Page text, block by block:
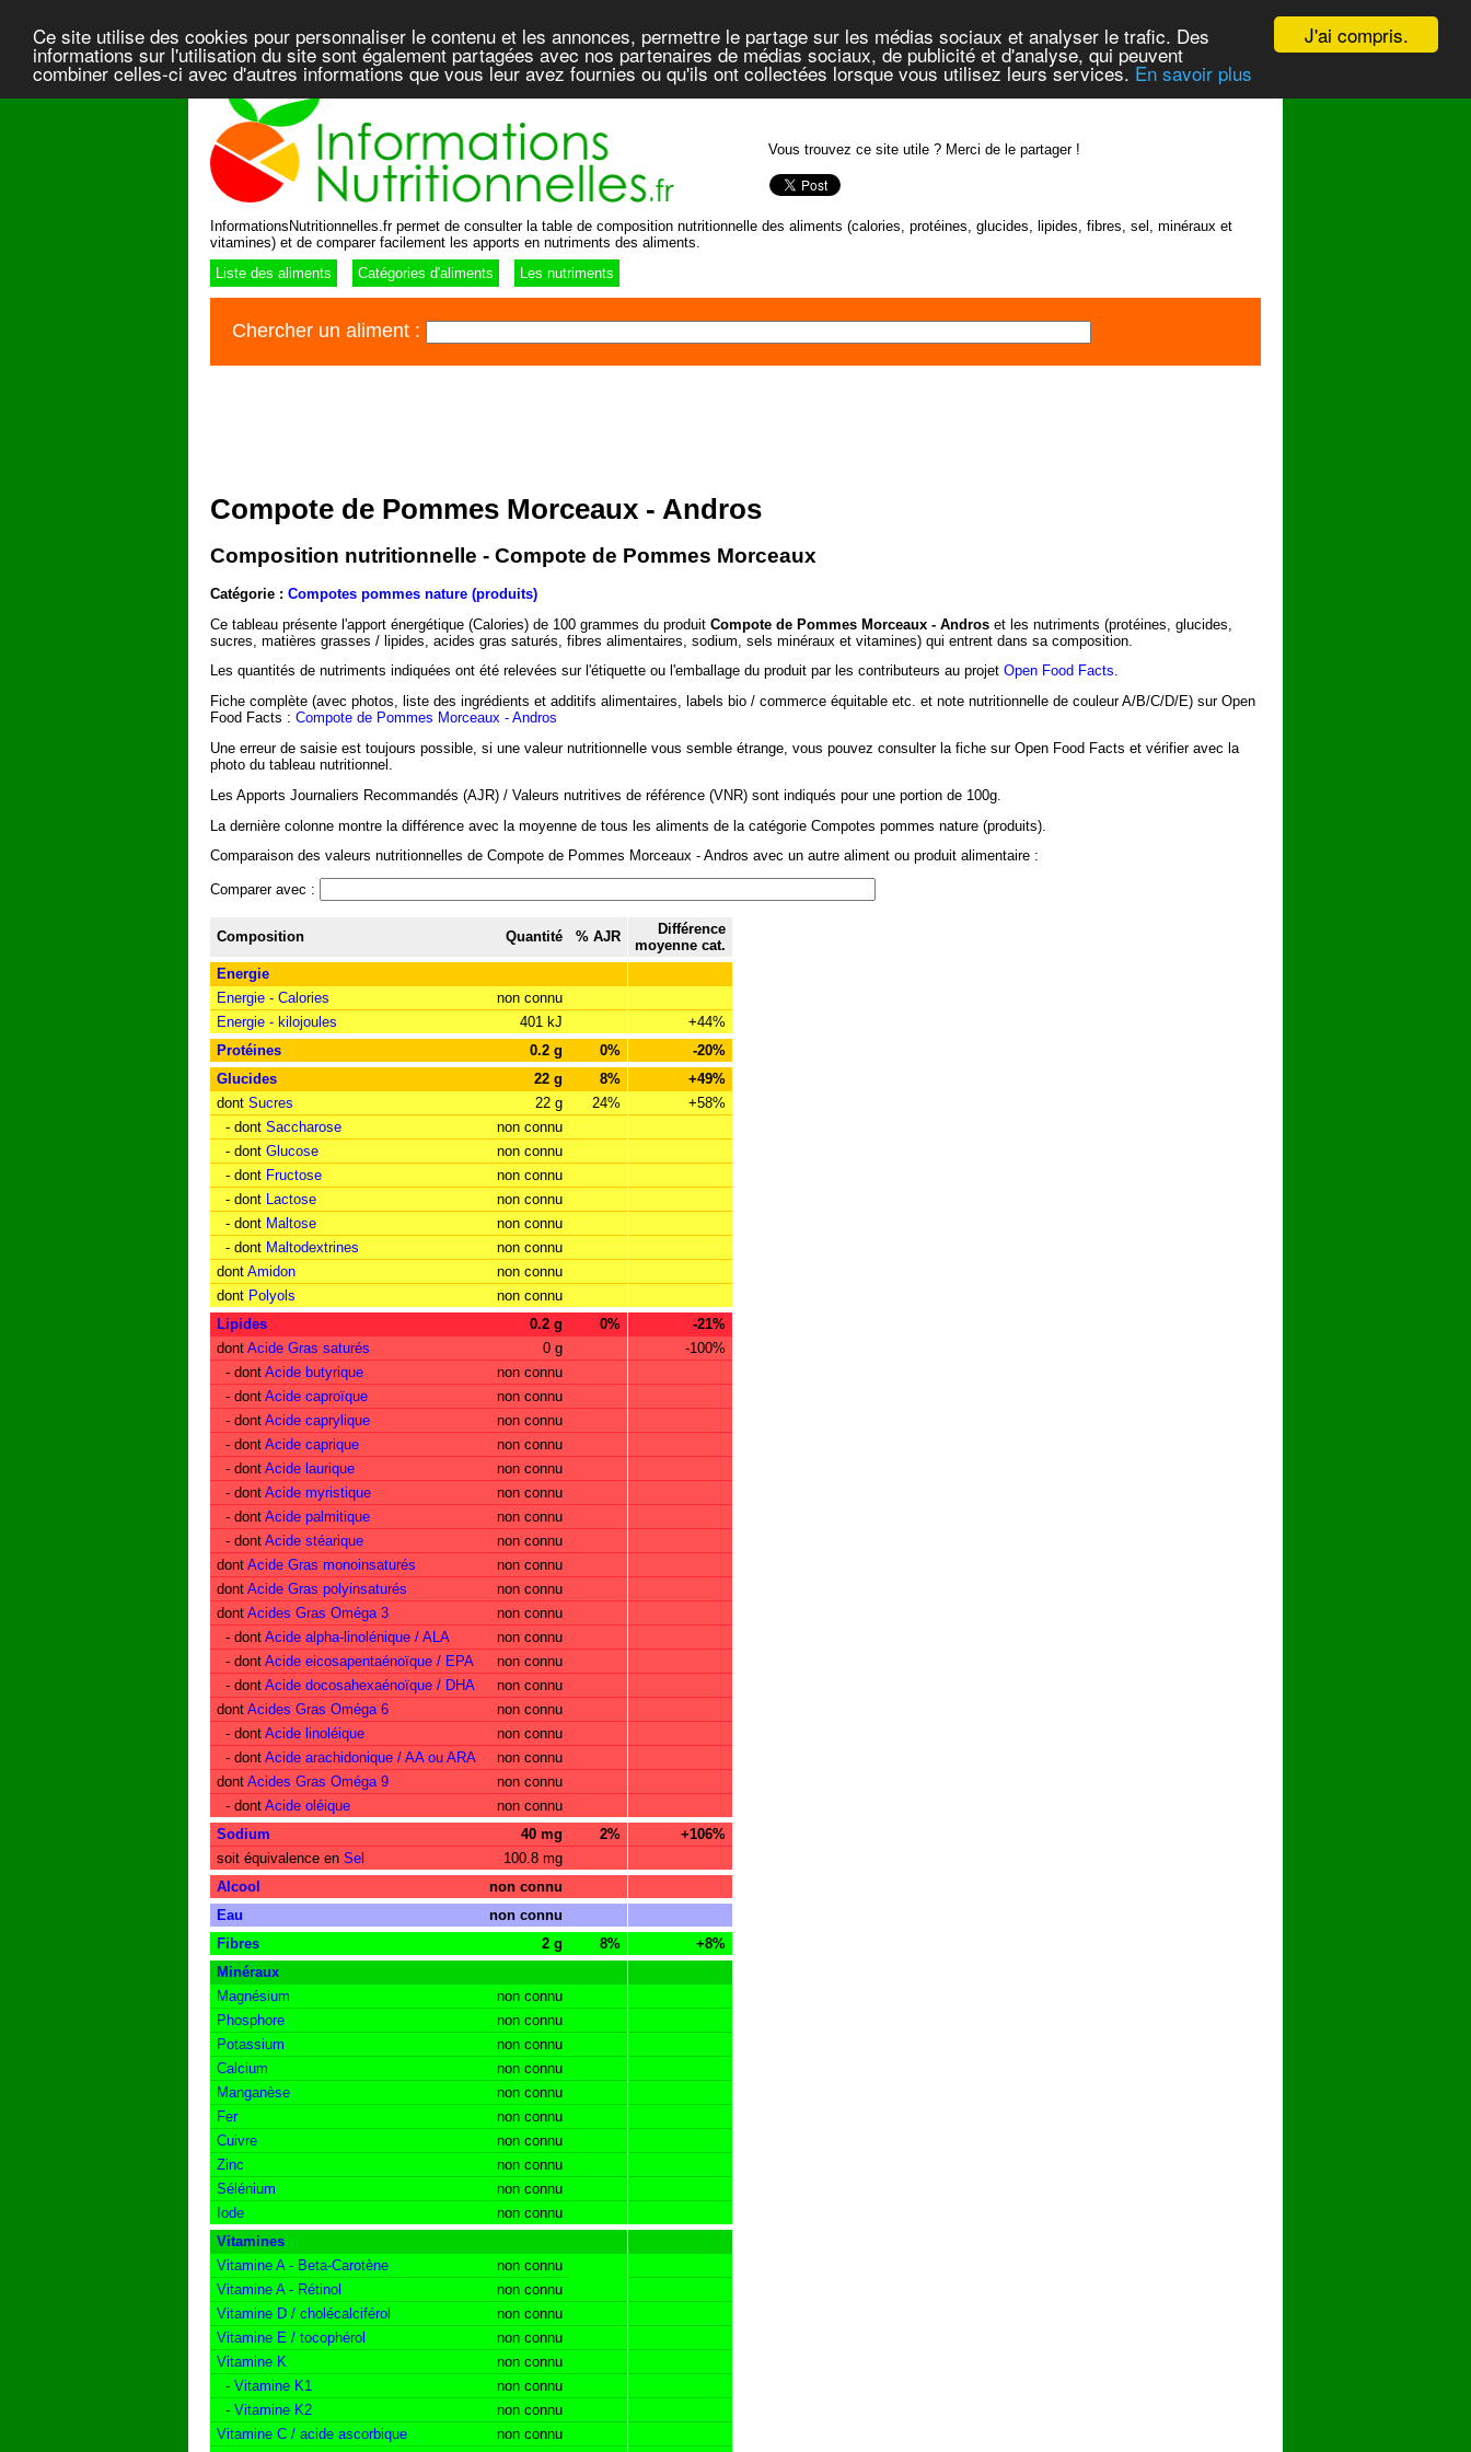
J'ai compris.
Ce site utilise des cookies pour personnaliser le contenu et les annonces, permettre le partage sur les médias sociaux et analyser le trafic. Des
informations sur l'utilisation du site sont également partagées avec nos partenaires de médias sociaux, de publicité et d'analyse, qui peuvent
combiner celles-ci avec d'autres informations que vous leur avez fournies ou qu'ils ont collectées lorsque vous utilisez leurs services. En savoir plus
Vous trouvez ce site utile ? Merci de le partager !
InformationsNutritionnelles.fr permet de consulter la table de composition nutritionnelle des aliments (calories, protéines, glucides, lipides, fibres, sel, minéraux et
vitamines) et de comparer facilement les apports en nutriments des aliments.
Liste des aliments
Catégories d'aliments Les nutriments
Chercher un aliment :
Compote de Pommes Morceaux - Andros
Composition nutritionnelle - Compote de Pommes Morceaux
Catégorie : Compotes pommes nature (produits)
Ce tableau présente l'apport énergétique (Calories) de 100 grammes du produit Compote de Pommes Morceaux - Andros et les nutriments (protéines, glucides,
sucres, matières grasses / lipides, acides gras saturés, fibres alimentaires, sodium, sels minéraux et vitamines) qui entrent dans sa composition.
Les quantités de nutriments indiquées ont été relevées sur l'étiquette ou l'emballage du produit par les contributeurs au projet Open Food Facts.
Fiche complète (avec photos, liste des ingrédients et additifs alimentaires, labels bio / commerce équitable etc. et note nutritionnelle de couleur A/B/C/D/E) sur Open
Food Facts : Compote de Pommes Morceaux - Andros
Une erreur de saisie est toujours possible, si une valeur nutritionnelle vous semble étrange, vous pouvez consulter la fiche sur Open Food Facts et vérifier avec la
photo du tableau nutritionnel.
Les Apports Journaliers Recommandés (AJR) / Valeurs nutritives de référence (VNR) sont indiqués pour une portion de 100g.
La dernière colonne montre la différence avec la moyenne de tous les aliments de la catégorie Compotes pommes nature (produits).
Comparaison des valeurs nutritionnelles de Compote de Pommes Morceaux - Andros avec un autre aliment ou produit alimentaire :
Comparer avec :
Composition Quantité % AJR
Différence
moyenne cat.
Energie
Energie - Calories
non connu
Energie - kilojoules
401 kJ
+44%
Protéines
0.2 g 0%
-20%
Glucides
22 g 8%
+49%
dont Sucres 22 g 24%
+58%
- dont Saccharose
non connu
- dont Glucose
non connu
- dont Fructose
non connu
- dont Lactose
non connu
- dont Maltose
non connu
- dont Maltodextrines
non connu
dont Amidon
non connu
dont Polyols
non connu
Lipides
0.2 g 0%
-21%
dont Acide Gras saturés 0 g
-100%
- dont Acide butyrique
non connu
- dont Acide caproïque
non connu
- dont Acide caprylique
non connu
- dont Acide caprique
non connu
- dont Acide laurique
non connu
- dont Acide myristique
non connu
- dont Acide palmitique
non connu
- dont Acide stéarique
non connu
dont Acide Gras monoinsaturés
non connu
dont Acide Gras polyinsaturés
non connu
dont Acides Gras Oméga 3
non connu
- dont Acide alpha-linolénique / ALA
non connu
- dont Acide eicosapentaénoïque / EPA
non connu
- dont Acide docosahexaénoïque / DHA
non connu
dont Acides Gras Oméga 6
non connu
- dont Acide linoléique
non connu
- dont Acide arachidonique / AA ou ARA
non connu
dont Acides Gras Oméga 9
non connu
- dont Acide oléique
non connu
Sodium
40 mg 2%
+106%
soit équivalence en Sel
100.8 mg
Alcool
non connu
Eau
non connu
Fibres
2 g 8%
+8%
Minéraux
Magnésium
non connu
Phosphore
non connu
Potassium
non connu
Calcium
non connu
Manganèse
non connu
Fer
non connu
Cuivre
non connu
Zinc
non connu
Sélénium
non connu
Iode
non connu
Vitamines
Vitamine A - Beta-Carotène
non connu
Vitamine A - Rétinol
non connu
Vitamine D / cholécalciférol
non connu
Vitamine E / tocophérol
non connu
Vitamine K
non connu
- Vitamine K1
non connu
- Vitamine K2
non connu
Vitamine C / acide ascorbique
non connu